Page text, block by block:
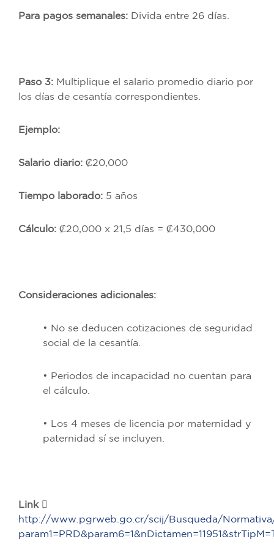
Para pagos semanales: Divida entre 26 días.
Paso 3: Multiplique el salario promedio diario por
los días de cesantía correspondientes.
Ejemplo:
Salario diario: ₡20,000
Tiempo laborado: 5 años
Cálculo: ₡20,000 x 21,5 días = ₡430,000
Consideraciones adicionales:
• No se deducen cotizaciones de seguridad
social de la cesantía.
• Periodos de incapacidad no cuentan para
el cálculo.
• Los 4 meses de licencia por maternidad y
paternidad sí se incluyen.
Link 
http://www.pgrweb.go.cr/scij/Busqueda/